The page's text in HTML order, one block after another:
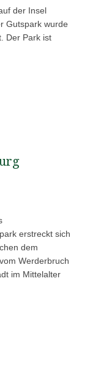
der Insel
Gutspark wurde
Der Park ist
erstreckt sich
dem
Werderbruch
im Mittelalter